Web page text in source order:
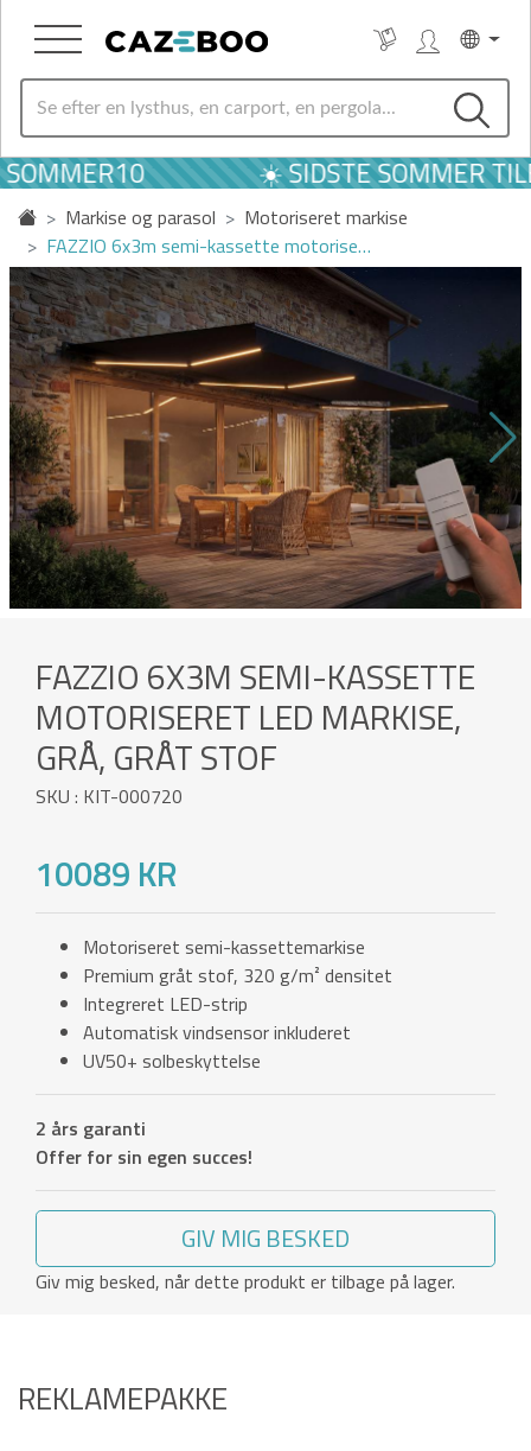
☀️ SIDSTE SOMMER
Markise og parasol
Motoriseret markise
FAZZIO 6x3m semi-kassette motorise…
FAZZIO 6X3M SEMI-KASSETTE
MOTORISERET LED MARKISE,
GRÅ, GRÅT STOF
SKU : KIT-000720
10089 KR
Motoriseret semi-kassettemarkise
Premium gråt stof, 320 g/m² densitet
Integreret LED-strip
Automatisk vindsensor inkluderet
UV50+ solbeskyttelse
2 års garanti
Offer for sin egen succes!
GIV MIG BESKED
Giv mig besked, når dette produkt er tilbage på lager.
REKLAMEPAKKE